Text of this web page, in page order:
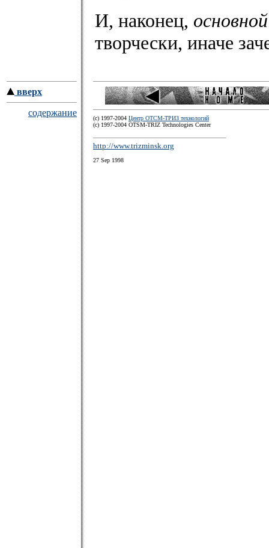
И, наконец,
творчески, иначе
вверх
содержание
(c) 1997-2004 Центр ОТСМ-ТРИЗ технологий
(с) 1997-2004 OTSM-TRIZ Technologies Center
http://www.trizminsk.org
27 Sep 1998